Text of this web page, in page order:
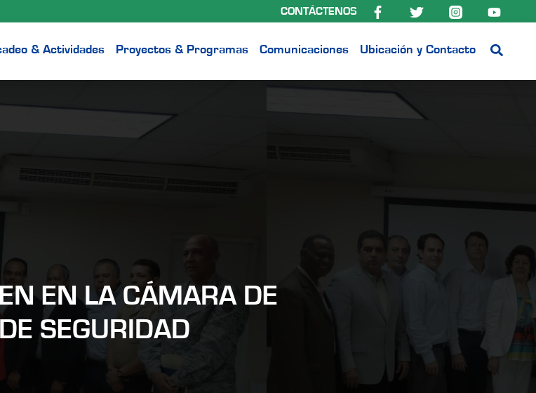
CONTÁCTENOS
& Actividades Proyectos & Programas Comunicaciones Ubicación y Contacto
EN LA CÁMARA DE
SEGURIDAD